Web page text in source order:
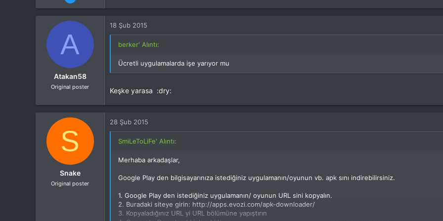
16
A
Atakan58
Original poster
18 Şub 2015
berker' Alıntı:
Ücretli uygulamalarda işe yarıyor mu
Keşke yarasa :dry:
S
Snake
Original poster
28 Şub 2015
SmiLeToLiFe' Alıntı:
Merhaba arkadaşlar,
Google Play den bilgisayarınıza istediğiniz uygulamanın/oyunun vb. apk sını indirebilirsiniz.
1. Google Play den istediğiniz uygulamanın/ oyunun URL sini kopyalın.
2. Buradaki siteye girin: http://apps.evozi.com/apk-downloader/
3. Kopyaladığınız URL yi URL bölümüne yapıştırın